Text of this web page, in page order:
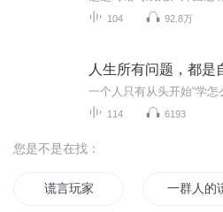
104 92.8万
人生所有问题，都是
114 6193
您是不是在找：
谎言玩家 一群人的